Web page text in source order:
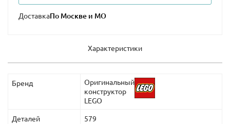
Дополни этот конструктор набором lego 75936 Турнир
нашем сайте и другие наборы из серии лего Harry
Доставка
Характеристики
Бренд
Оригинальный
конструктор
LEGO
Деталей 579